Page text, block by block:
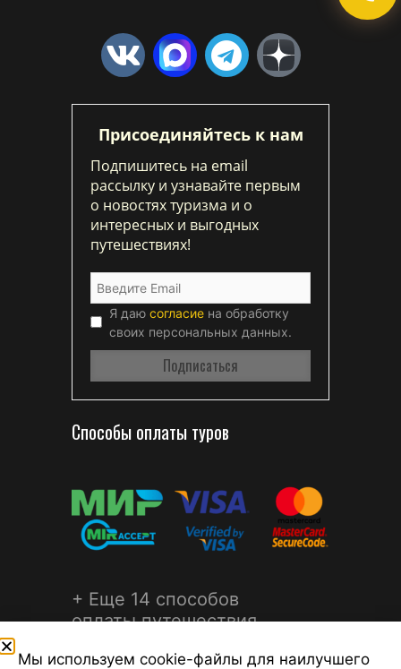
Присоединяйтесь к нам
Подпишитесь на email
рассылку и узнавайте первым
о новостях туризма и о
интересных и выгодных
путешествиях!
Я даю согласие на обработку
своих персональных данных.
Способы оплаты туров
+ Еще 14 способов
оплаты путешествия
Мы используем cookie-файлы для наилучшего